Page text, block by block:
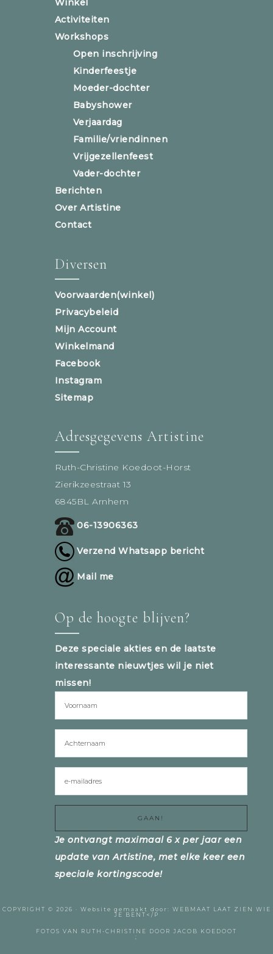
Winkel
Activiteiten
Workshops
Open inschrijving
Kinderfeestje
Moeder-dochter
Babyshower
Verjaardag
Familie/vriendinnen
Vrijgezellenfeest
Vader-dochter
Berichten
Over Artistine
Contact
Diversen
Voorwaarden(winkel)
Privacybeleid
Mijn Account
Winkelmand
Facebook
Instagram
Sitemap
Adresgegevens Artistine
Ruth-Christine Koedoot-Horst
Zierikzeestraat 13
6845BL Arnhem
06-13906363
Verzend Whatsapp bericht
Mail me
Op de hoogte blijven?
Deze speciale akties en de laatste
interessante nieuwtjes wil je niet
missen!
Je ontvangt maximaal 6 x per jaar een
update van Artistine, met elke keer een
speciale kortingscode!
COPYRIGHT © 2026 · Website gemaakt door: WEBMAAT
LAAT ZIEN WIE
JE BENT</P
FOTOS VAN RUTH-CHRISTINE DOOR JACOB KOEDOOT
;